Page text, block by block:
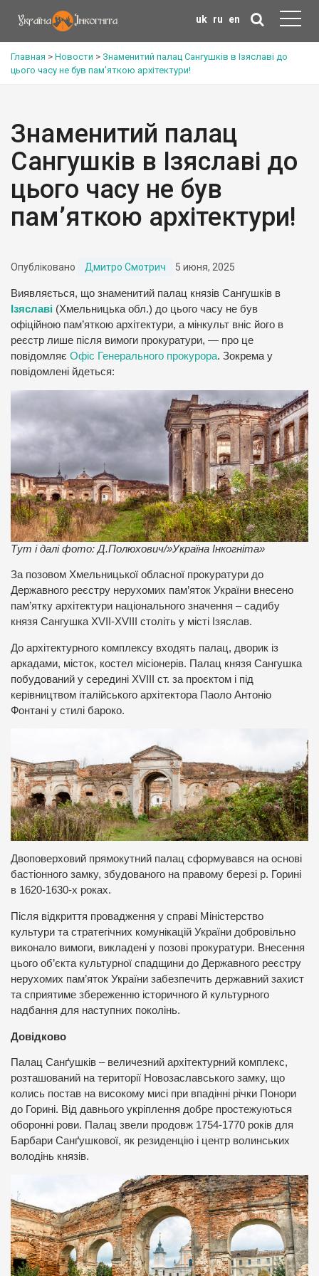
uk ru en
Главная > Новости > Знаменитий палац Сангушків в Ізяславі до
цього часу не був пам’яткою архітектури!
Знаменитий палац
Сангушків в Ізяславі до
цього часу не був
пам’яткою архітектури!
Опубліковано Дмитро Смотрич 5 июня, 2025
Виявляється, що знаменитий палац князів Сангушків в
Ізяславі (Хмельницька обл.) до цього часу не був
офіційною пам’яткою архітектури, а мінкульт вніс його в
реєстр лише після вимоги прокуратури, — про це
повідомляє Офіс Генерального прокурора. Зокрема у
повідомлені йдеться:
Тут і далі фото: Д.Полюхович/»Україна Інкогніта»
За позовом Хмельницької обласної прокуратури до
Державного реєстру нерухомих пам’яток України внесено
пам’ятку архітектури національного значення – садибу
князя Сангушка ХVII-ХVIІІ століть у місті Ізяслав.
До архітектурного комплексу входять палац, дворик із
аркадами, місток, костел місіонерів. Палац князя Сангушка
побудований у середині ХVIІІ ст. за проєктом і під
керівництвом італійського архітектора Паоло Антоніо
Фонтані у стилі бароко.
Двоповерховий прямокутний палац сформувався на основі
бастіонного замку, збудованого на правому березі р. Горині
в 1620-1630-х роках.
Після відкриття провадження у справі Міністерство
культури та стратегічних комунікацій України добровільно
виконало вимоги, викладені у позові прокуратури. Внесення
цього об’єкта культурної спадщини до Державного реєстру
нерухомих пам’яток України забезпечить державний захист
та сприятиме збереженню історичного й культурного
надбання для наступних поколінь.
Довідково
Палац Санґушків – величезний архітектурний комплекс,
розташований на території Новозаславського замку, що
колись постав на високому мисі при впадінні річки Понори
до Горині. Від давнього укріплення добре простежуються
оборонні рови. Палац звели продовж 1754-1770 років для
Барбари Санґушкової, як резиденцію і центр волинських
володінь князів.